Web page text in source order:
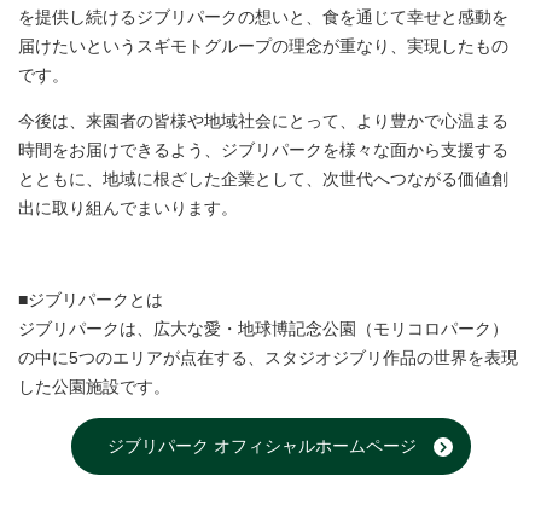
を提供し続けるジブリパークの想いと、食を通じて幸せと感動を
届けたいというスギモトグループの理念が重なり、実現したもの
です。
今後は、来園者の皆様や地域社会にとって、より豊かで心温まる
時間をお届けできるよう、ジブリパークを様々な面から支援する
とともに、地域に根ざした企業として、次世代へつながる価値創
出に取り組んでまいります。
■ジブリパークとは
ジブリパークは、広大な愛・地球博記念公園（モリコロパーク）
の中に5つのエリアが点在する、スタジオジブリ作品の世界を表現
した公園施設です。
ジブリパーク オフィシャルホームページ